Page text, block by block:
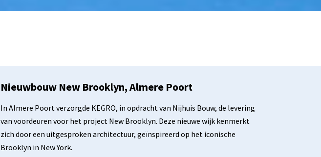
Nieuwbouw New Brooklyn, Almere Poort
In Almere Poort verzorgde KEGRO, in opdracht van Nijhuis Bouw, de levering
van voordeuren voor het project New Brooklyn. Deze nieuwe wijk kenmerkt
zich door een uitgesproken architectuur, geïnspireerd op het iconische
Brooklyn in New York.